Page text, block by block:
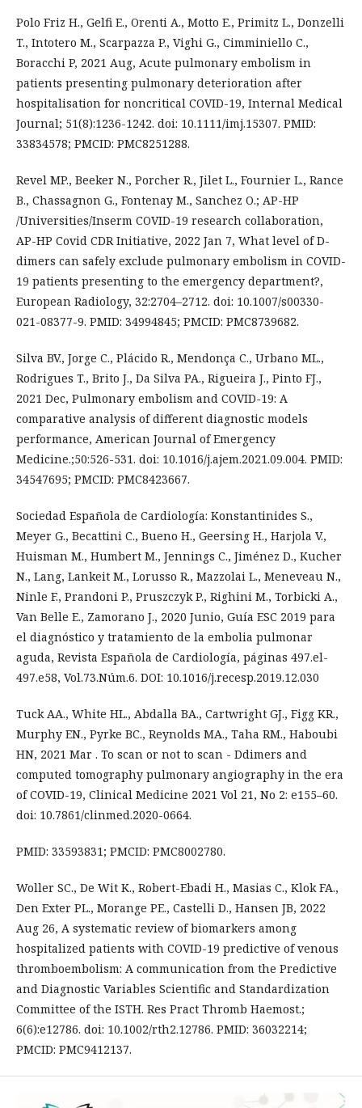
Polo Friz H., Gelfi E., Orenti A., Motto E., Primitz L., Donzelli
T., Intotero M., Scarpazza P., Vighi G., Cimminiello C.,
Boracchi P, 2021 Aug, Acute pulmonary embolism in
patients presenting pulmonary deterioration after
hospitalisation for noncritical COVID-19, Internal Medical
Journal; 51(8):1236-1242. doi: 10.1111/imj.15307. PMID:
33834578; PMCID: PMC8251288.
Revel MP., Beeker N., Porcher R., Jilet L., Fournier L., Rance
B., Chassagnon G., Fontenay M., Sanchez O.; AP-HP
/Universities/Inserm COVID-19 research collaboration,
AP-HP Covid CDR Initiative, 2022 Jan 7, What level of D-
dimers can safely exclude pulmonary embolism in COVID-
19 patients presenting to the emergency department?,
European Radiology, 32:2704–2712. doi: 10.1007/s00330-
021-08377-9. PMID: 34994845; PMCID: PMC8739682.
Silva BV., Jorge C., Plácido R., Mendonça C., Urbano ML.,
Rodrigues T., Brito J., Da Silva PA., Rigueira J., Pinto FJ.,
2021 Dec, Pulmonary embolism and COVID-19: A
comparative analysis of different diagnostic models
performance, American Journal of Emergency
Medicine.;50:526-531. doi: 10.1016/j.ajem.2021.09.004. PMID:
34547695; PMCID: PMC8423667.
Sociedad Española de Cardiología: Konstantinides S.,
Meyer G., Becattini C., Bueno H., Geersing H., Harjola V.,
Huisman M., Humbert M., Jennings C., Jiménez D., Kucher
N., Lang, Lankeit M., Lorusso R., Mazzolai L., Meneveau N.,
Ninle F., Prandoni P., Pruszczyk P., Righini M., Torbicki A.,
Van Belle E., Zamorano J., 2020 Junio, Guía ESC 2019 para
el diagnóstico y tratamiento de la embolia pulmonar
aguda, Revista Española de Cardiología, páginas 497.el-
497.e58, Vol.73.Núm.6. DOI: 10.1016/j.recesp.2019.12.030
Tuck AA., White HL., Abdalla BA., Cartwright GJ., Figg KR.,
Murphy EN., Pyrke BC., Reynolds MA., Taha RM., Haboubi
HN, 2021 Mar . To scan or not to scan - Ddimers and
computed tomography pulmonary angiography in the era
of COVID-19, Clinical Medicine 2021 Vol 21, No 2: e155–60.
doi: 10.7861/clinmed.2020-0664.
PMID: 33593831; PMCID: PMC8002780.
Woller SC., De Wit K., Robert-Ebadi H., Masias C., Klok FA.,
Den Exter PL., Morange PE., Castelli D., Hansen JB, 2022
Aug 26, A systematic review of biomarkers among
hospitalized patients with COVID-19 predictive of venous
thromboembolism: A communication from the Predictive
and Diagnostic Variables Scientific and Standardization
Committee of the ISTH. Res Pract Thromb Haemost.;
6(6):e12786. doi: 10.1002/rth2.12786. PMID: 36032214;
PMCID: PMC9412137.